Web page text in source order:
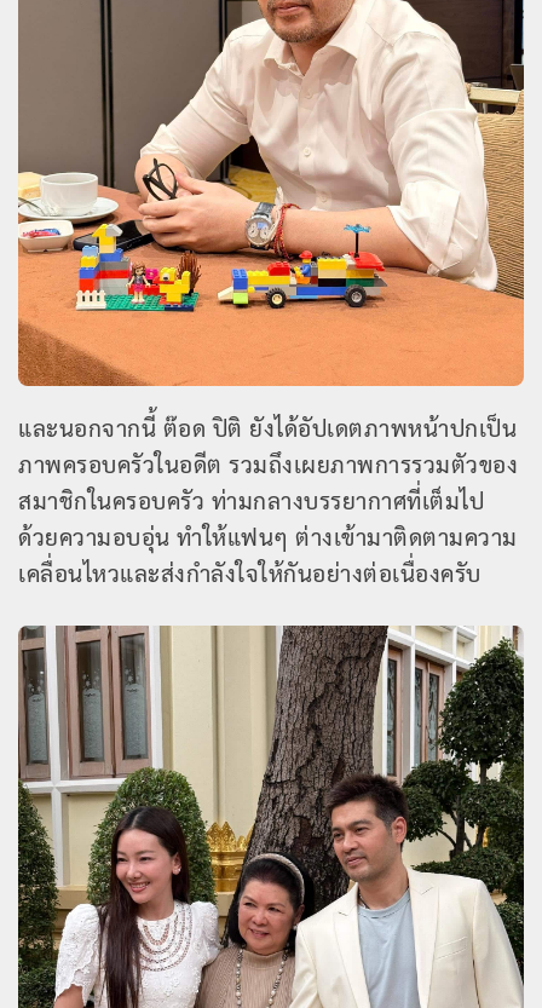
และนอกจากนี้ ต๊อด ปิติ ยังได้อัปเดตภาพหน้าปกเป็น
ภาพครอบครัวในอดีต รวมถึงเผยภาพการรวมตัวของ
สมาชิกในครอบครัว ท่ามกลางบรรยากาศที่เต็มไป
ด้วยความอบอุ่น ทำให้แฟนๆ ต่างเข้ามาติดตามความ
เคลื่อนไหวและส่งกำลังใจให้กันอย่างต่อเนื่องครับ